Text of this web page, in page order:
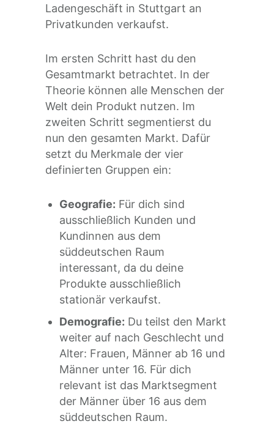
Ladengeschäft in Stuttgart an
Privatkunden verkaufst.
Im ersten Schritt hast du den
Gesamtmarkt betrachtet. In der
Theorie können alle Menschen der
Welt dein Produkt nutzen. Im
zweiten Schritt segmentierst du
nun den gesamten Markt. Dafür
setzt du Merkmale der vier
definierten Gruppen ein:
Geografie: Für dich sind
ausschließlich Kunden und
Kundinnen aus dem
süddeutschen Raum
interessant, da du deine
Produkte ausschließlich
stationär verkaufst.
Demografie: Du teilst den Markt
weiter auf nach Geschlecht und
Alter: Frauen, Männer ab 16 und
Männer unter 16. Für dich
relevant ist das Marktsegment
der Männer über 16 aus dem
süddeutschen Raum.